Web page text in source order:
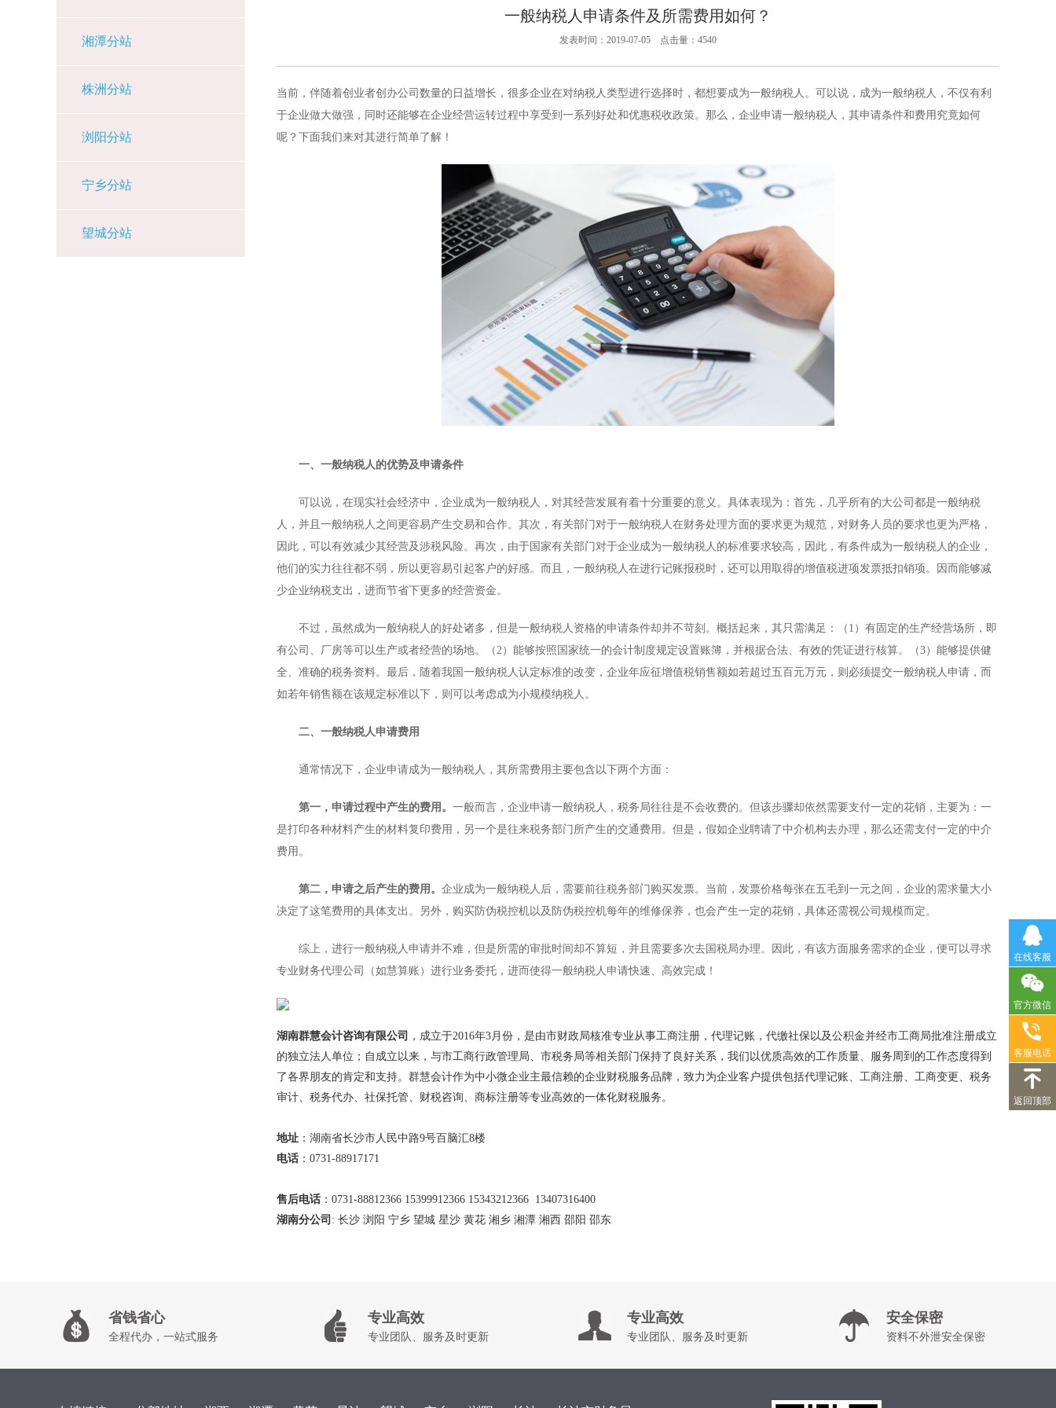
湘潭分站
株洲分站
浏阳分站
宁乡分站
望城分站
一般纳税人申请条件及所需费用如何？
发表时间：2019-07-05 点击量：4540
当前，伴随着创业者创办公司数量的日益增长，很多企业在对纳税人类型进行选择时，都想要成为一般纳税人。可以说，成为一般纳税人，不仅有利
于企业做大做强，同时还能够在企业经营运转过程中享受到一系列好处和优惠税收政策。那么，企业申请一般纳税人，其申请条件和费用究竟如何
呢？下面我们来对其进行简单了解！
一、一般纳税人的优势及申请条件
可以说，在现实社会经济中，企业成为一般纳税人，对其经营发展有着十分重要的意义。具体表现为：首先，几乎所有的大公司都是一般纳税
人，并且一般纳税人之间更容易产生交易和合作。其次，有关部门对于一般纳税人在财务处理方面的要求更为规范，对财务人员的要求也更为严格，
因此，可以有效减少其经营及涉税风险。再次，由于国家有关部门对于企业成为一般纳税人的标准要求较高，因此，有条件成为一般纳税人 的企业，
他们的实力往往都不弱，所以更容易引起客户的好感。而且，一般纳税人在进行记账报税时，还可以用取得的增值税进项发票抵扣销项。因而能够减
少企业纳税支出，进而节省下更多的经营资金。
不过，虽然成为一般纳税人的好处诸多，但是一般纳税人资格的申请条件却并不苛刻。概括起来，其只需满足：（1）有固定的生产经营场所，即
有公司、厂房等可以生产或者经营的场地。（2）能够按照国家统一的会计制度规定设置账簿，并根据合法、有效的凭证进行核算。（3）能够提供健
全、准确的税务资料。最后，随着我国一般纳税人认定标准的改变，企业年应征增值税销售额如若超过五百元万元，则必须提交一般纳税人申请，而
如若年销售额在该规定标准以下，则可以考虑成为小规模纳税人。
二、一般纳税人申请费用
通常情况下，企业申请成为一般纳税人，其所需费用主要包含以下两个方面：
第一，申请过程中产生的费用。 一般而言，企业申请一般纳税人，税务局往往是不会收费的。但该步骤却依然需要支付一定的花销，主要为：一
是打印各种材料产生的材料复印费用，另一个是往来税务部门所产生的交通费用。但是，假如企业聘请了中介机构去办理，那么还需支付一定的中介
费用。
第二，申请之后产生的费用。 企业成为一般纳税人后，需要前往税务部门购买发票。当前，发票价格每张在五毛到一元之间，企业的需求量大小
决定了这笔费用的具体支出。另外，购买防伪税控机以及防伪税控机每年的维修保养，也会产生一定的花销，具体还需视公司规模而定。
综上，进行一般纳税人申请并不难，但是所需的审批时间却不算短，并且需要多次去国税局办理。因此，有该方面服务需求的企业，便可以寻求
专业财务代理公司（如慧算账）进行业务委托，进而使得一般纳税人申请快速、高效完成！
湖南群慧会计咨询有限公司
，成立于2016年3月份，是由市财政局核准专业从事工商注册，代理记账，代缴社保以及公积金并经市工商局批准注册成立
的独立法人单位；自成立以来，与市工商行政管理局、市税务局等相关部门保持了良好关系，我们以优质高效的工作质量、服务周到的工作态度得到
了各界朋友的肯定和支持。群慧会计作为中小微企业主最信赖的企业财税服务品牌，致力为企业客户提供包括代理记账、工商注册、工商变更、税务
审计、税务代办、社保托管、财税咨询、商标注册等专业高效的一体化财税服务。
地址 ：湖南省长沙市人民中路9号百脑汇8楼
电话 ：0731-88917171
售后电话 ：0731-88812366 15399912366 15343212366 13407316400
湖南分公司 : 长沙 浏阳 宁乡 望城 星沙 黄花 湘乡 湘潭 湘西 邵阳 邵东
省钱省心
全程代办，一站式服务
专业高效
专业团队、服务及时更新
专业高效
专业团队、服务及时更新
安全保密
资料不外泄安全保密
在线客服
官方微信
客服电话
返回顶部